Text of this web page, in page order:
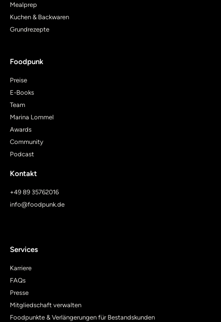
Mealprep
Kuchen & Backwaren
Grundrezepte
Foodpunk
Preise
E-Books
Team
Marina Lommel
Awards
Community
Podcast
Kontakt
+49 89 35762016
info@foodpunk.de
Services
Karriere
FAQs
Presse
Mitgliedschaft verwalten
Foodpunkte & Verlängerungen für Bestandskunden